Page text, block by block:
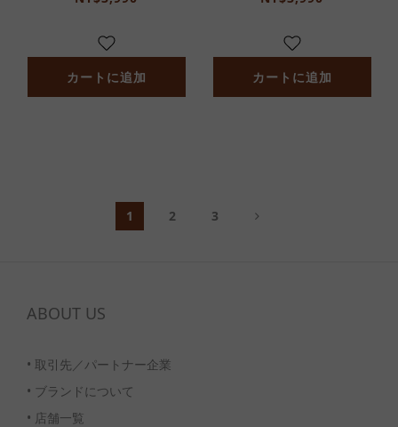
カートに追加 カートに追加
1 2 3
ABOUT US
• 取引先／パートナー企業
• ブランドについて
• 店舗一覧